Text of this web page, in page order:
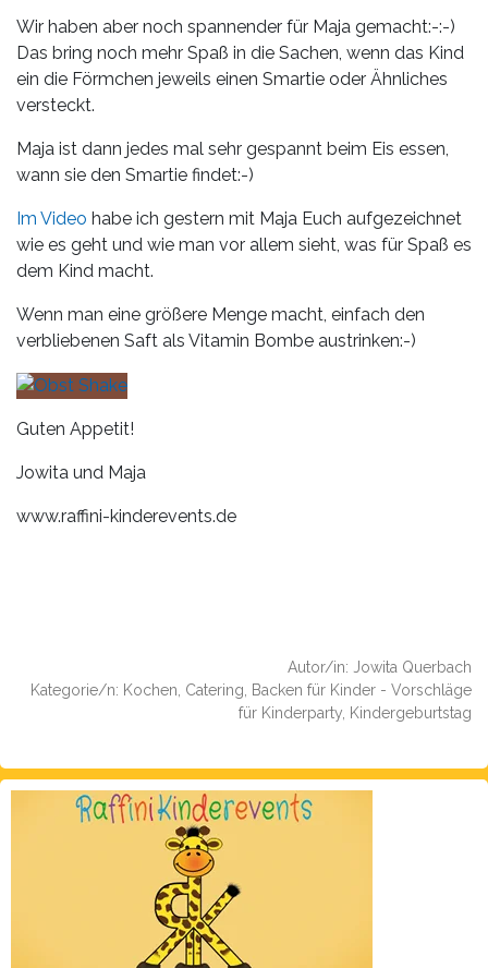
Wir haben aber noch spannender für Maja gemacht:-:-)
Das bring noch mehr Spaß in die Sachen, wenn das Kind
ein die Förmchen jeweils einen Smartie oder Ähnliches
versteckt.
Maja ist dann jedes mal sehr gespannt beim Eis essen,
wann sie den Smartie findet:-)
Im Video habe ich gestern mit Maja Euch aufgezeichnet
wie es geht und wie man vor allem sieht, was für Spaß es
dem Kind macht.
Wenn man eine größere Menge macht, einfach den
verbliebenen Saft als Vitamin Bombe austrinken:-)
Guten Appetit!
Jowita und Maja
www.raffini-kinderevents.de
Autor/in: Jowita Querbach
Kategorie/n: Kochen, Catering, Backen für Kinder - Vorschläge
für Kinderparty, Kindergeburtstag